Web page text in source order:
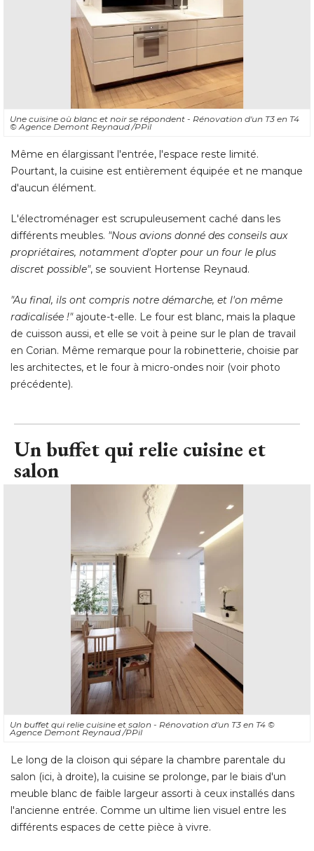
Une cuisine où blanc et noir se répondent - Rénovation d'un T3 en T4
© Agence Demont Reynaud /PPil
Même en élargissant l'entrée, l'espace reste limité.
Pourtant, la cuisine est entièrement équipée et ne manque
d'aucun élément.
L'électroménager est scrupuleusement caché dans les
différents meubles. "Nous avions donné des conseils aux
propriétaires, notamment d'opter pour un four le plus
discret possible", se souvient Hortense Reynaud.
"Au final, ils ont compris notre démarche, et l'on même
radicalisée !"ajoute-t-elle. Le four est blanc, mais la plaque
de cuisson aussi, et elle se voit à peine sur le plan de travail
en Corian. Même remarque pour la robinetterie, choisie par
les architectes, et le four à micro-ondes noir (voir photo
précédente).
Un buffet qui relie cuisine et
salon
Un buffet qui relie cuisine et salon - Rénovation d'un T3 en T4 ©
Agence Demont Reynaud /PPil
Le long de la cloison qui sépare la chambre parentale du
salon (ici, à droite), la cuisine se prolonge, par le biais d'un
meuble blanc de faible largeur assorti à ceux installés dans
l'ancienne entrée. Comme un ultime lien visuel entre les
différents espaces de cette pièce à vivre.